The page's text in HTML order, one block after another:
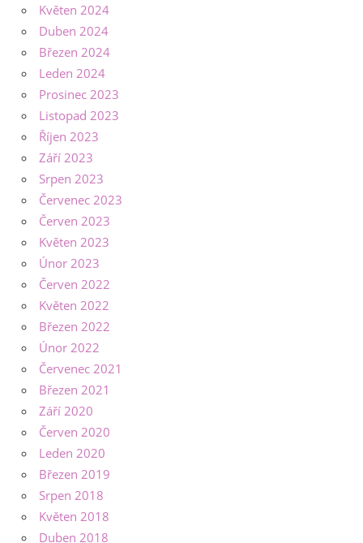
Květen 2024
Duben 2024
Březen 2024
Leden 2024
Prosinec 2023
Listopad 2023
Říjen 2023
Září 2023
Srpen 2023
Červenec 2023
Červen 2023
Květen 2023
Únor 2023
Červen 2022
Květen 2022
Březen 2022
Únor 2022
Červenec 2021
Březen 2021
Září 2020
Červen 2020
Leden 2020
Březen 2019
Srpen 2018
Květen 2018
Duben 2018